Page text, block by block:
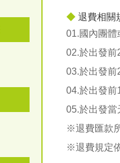
◆ 退費相關
01.國內團體
02.於出發前
03.於出發前
04.於出發前
05.於出發當
※退費匯款
※退費規定